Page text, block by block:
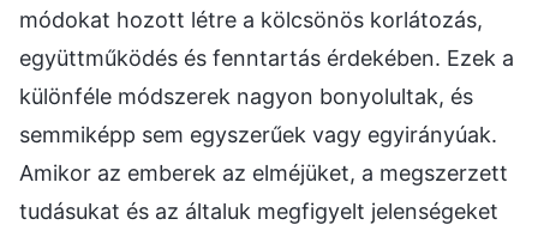
módokat hozott létre a kölcsönös korlátozás,
együttműködés és fenntartás érdekében. Ezek a
különféle módszerek nagyon bonyolultak, és
semmiképp sem egyszerűek vagy egyirányúak.
Amikor az emberek az elméjüket, a megszerzett
tudásukat és az általuk megfigyelt jelenségeket